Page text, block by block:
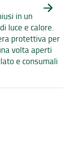
in un
luce e calore.
protettiva per
volta aperti
e consumali